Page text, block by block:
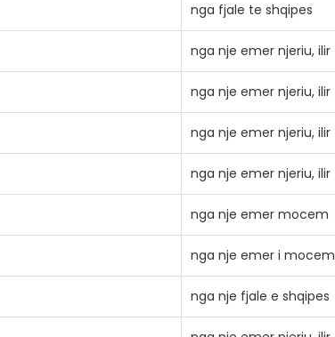
nga fjale te shqipes
nga nje emer njeriu, ilir
nga nje emer njeriu, ilir
nga nje emer njeriu, ilir
nga nje emer njeriu, ilir
nga nje emer mocem
nga nje emer i mocem
nga nje fjale e shqipes